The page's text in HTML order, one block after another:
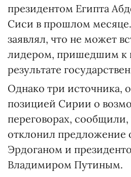
президентом Египта
Сиси в прошлом
заявлял, что не может
лидером, пришедшим к
результате
Однако три источника,
позицией Сирии о
переговорах, сообщили,
отклонил предложение
Эрдоганом и
Владимиром Путиным.